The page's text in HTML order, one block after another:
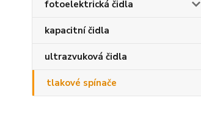
fotoelektrická čidla
kapacitní čidla
ultrazvuková čidla
tlakové spínače